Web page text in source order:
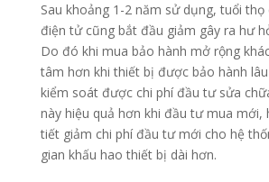
Sau khoảng 1-2 năm sử dụng, tuổi thọ
điện tử cũng bắt đầu giảm gây ra hư
Do đó khi mua bảo hành mở rộng
tâm hơn khi thiết bị được bảo hành
kiểm soát được chi phí đầu tư sửa
này hiệu quả hơn khi đầu tư mua mới,
tiết giảm chi phí đầu tư mới cho hệ
gian khấu hao thiết bị dài hơn.